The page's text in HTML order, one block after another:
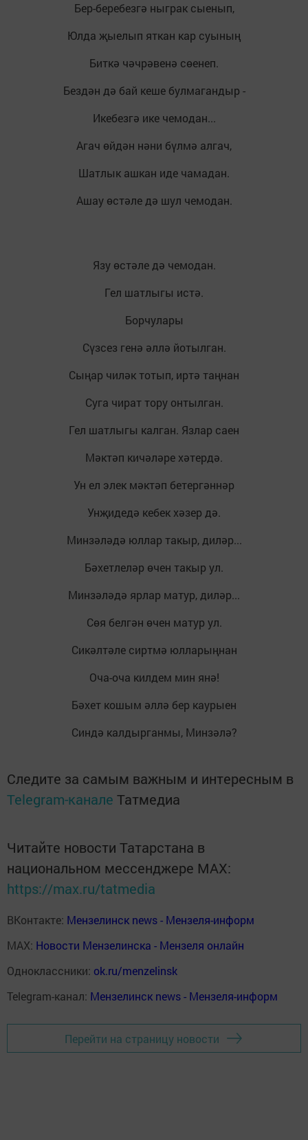
Бер-беребезгә ныграк сыенып,
Юлда җыелып яткан кар суының
Биткә чәчрәвенә сөенеп.
Бездән дә бай кеше булмагандыр -
Икебезгә ике чемодан...
Агач өйдән нәни бүлмә алгач,
Шатлык ашкан иде чамадан.
Ашау өстәле дә шул чемодан.
Язу өстәле дә чемодан.
Гел шатлыгы истә.
Борчулары
Сүзсез генә әллә йотылган.
Сыңар чиләк тотып, иртә таңнан
Суга чират тору онтылган.
Гел шатлыгы калган. Язлар саен
Мәктәп кичәләре хәтердә.
Ун ел элек мәктәп бетергәннәр
Унҗидедә кебек хәзер дә.
Минзәләдә юллар такыр, диләр...
Бәхетлеләр өчен такыр ул.
Минзәләдә ярлар матур, диләр...
Сөя белгән өчен матур ул.
Сикәлтәле сиртмә юлларыңнан
Оча-оча килдем мин янә!
Бәхет кошым әллә бер каурыен
Синдә калдырганмы, Минзәлә?
Следите за самым важным и интересным в
Telegram-канале Татмедиа
Читайте новости Татарстана в
национальном мессенджере MАХ:
https://max.ru/tatmedia
ВКонтакте: Мензелинск news - Мензеля-информ
MAX: Новости Мензелинска - Мензеля онлайн
Одноклассники: ok.ru/menzelinsk
Telegram-канал: Мензелинск news - Мензеля-информ
Перейти на страницу новости